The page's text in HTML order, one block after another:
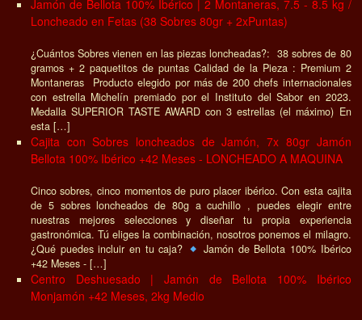
Jamón de Bellota 100% Ibérico | 2 Montaneras, 7.5 - 8.5 kg /
Loncheado en Fetas (38 Sobres 80gr + 2xPuntas)
¿Cuántos Sobres vienen en las piezas loncheadas?: 38 sobres de 80
gramos + 2 paquetitos de puntas Calidad de la Pieza : Premium 2
Montaneras Producto elegido por más de 200 chefs internacionales
con estrella Michelín premiado por el Instituto del Sabor en 2023.
Medalla SUPERIOR TASTE AWARD con 3 estrellas (el máximo) En
esta […]
Cajita con Sobres loncheados de Jamón, 7x 80gr Jamón
Bellota 100% Ibérico +42 Meses - LONCHEADO A MAQUINA
Cinco sobres, cinco momentos de puro placer ibérico. Con esta cajita
de 5 sobres loncheados de 80g a cuchillo , puedes elegir entre
nuestras mejores selecciones y diseñar tu propia experiencia
gastronómica. Tú eliges la combinación, nosotros ponemos el milagro.
¿Qué puedes incluir en tu caja?
Jamón de Bellota 100% Ibérico
+42 Meses - […]
Centro Deshuesado | Jamón de Bellota 100% Ibérico
Monjamón +42 Meses, 2kg Medio